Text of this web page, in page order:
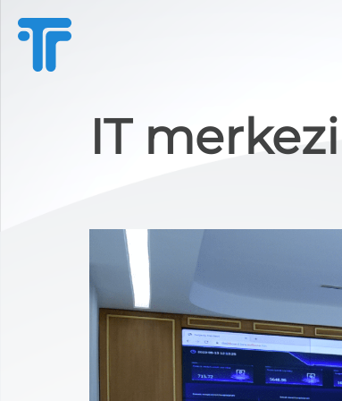
IT merkezi